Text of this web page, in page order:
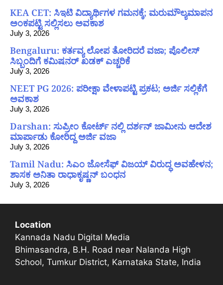
KEA CET: ಸಿಇಟಿ ವಿದ್ಯಾರ್ಥಿಗಳ ಗಮನಕ್ಕೆ; ಮರುಮೌಲ್ಯಮಾಪನ
ಅಂಕಪಟ್ಟಿ ಸಲ್ಲಿಸಲು ಅವಕಾಶ
July 3, 2026
Bengaluru: ಕರ್ತವ್ಯ ಲೋಪ ತೋರಿದರೆ ವಜಾ; ಪೊಲೀಸ್
ಸಿಬ್ಬಂದಿಗೆ ಕಮಿಷನರ್ ಖಡಕ್ ಎಚ್ಚರಿಕೆ
July 3, 2026
NEET PG 2026: ಪರೀಕ್ಷಾ ವೇಳಾಪಟ್ಟಿ ಪ್ರಕಟ; ಅರ್ಜಿ ಸಲ್ಲಿಕೆಗೆ
ಅವಕಾಶ
July 3, 2026
Darshan: ಸುಪ್ರೀಂ ಕೋರ್ಟ್ ನಲ್ಲಿ ದರ್ಶನ್ ಜಾಮೀನು ಆದೇಶ
ಮಾರ್ಪಾಡು ಕೋರಿದ್ದ ಅರ್ಜಿ ವಜಾ
July 3, 2026
Tamil Nadu: ಸಿಎಂ ಜೋಸೆಫ್ ವಿಜಯ್ ವಿರುದ್ಧ ಅವಹೇಳನ;
ಶಾಸಕ ಅನಿತಾ ರಾಧಾಕೃಷ್ಣನ್ ಬಂಧನ
July 3, 2026
Location
Kannada Nadu Digital Media
Bhimasandra, B.H. Road near Nalanda High
School, Tumkur District, Karnataka State, India